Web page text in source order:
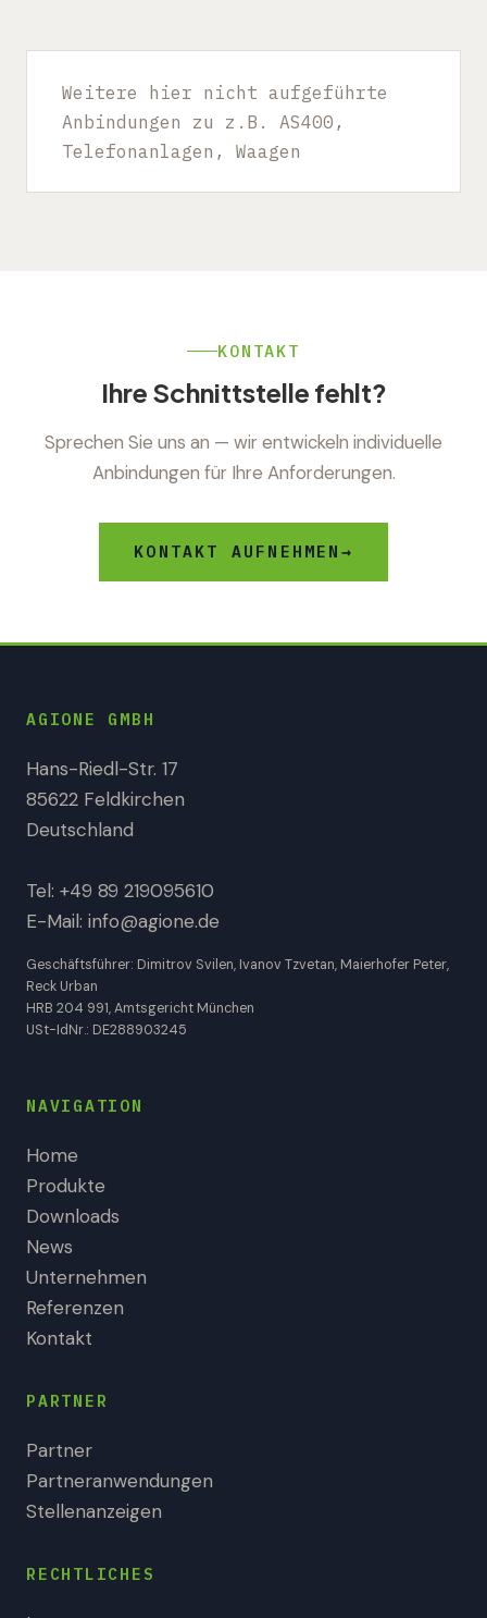
Weitere hier nicht aufgeführte
Anbindungen zu z.B. AS400,
Telefonanlagen, Waagen
KONTAKT
Ihre Schnittstelle fehlt?
Sprechen Sie uns an — wir entwickeln individuelle
Anbindungen für Ihre Anforderungen.
KONTAKT AUFNEHMEN →
AGIONE GMBH
Hans-Riedl-Str. 17
85622 Feldkirchen
Deutschland
Tel: +49 89 219095610
E-Mail: info@agione.de
Geschäftsführer: Dimitrov Svilen, Ivanov Tzvetan, Maierhofer Peter,
Reck Urban
HRB 204 991, Amtsgericht München
USt-IdNr.: DE288903245
NAVIGATION
Home
Produkte
Downloads
News
Unternehmen
Referenzen
Kontakt
PARTNER
Partner
Partneranwendungen
Stellenanzeigen
RECHTLICHES